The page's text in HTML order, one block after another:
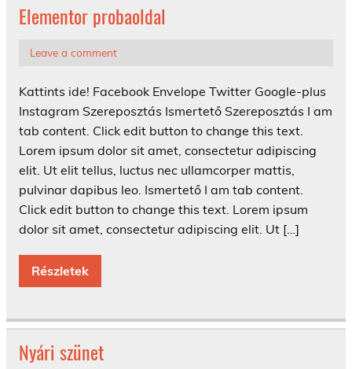
Elementor probaoldal
Leave a comment
Kattints ide! Facebook Envelope Twitter Google-plus
Instagram Szereposztás Ismertető Szereposztás I am
tab content. Click edit button to change this text.
Lorem ipsum dolor sit amet, consectetur adipiscing
elit. Ut elit tellus, luctus nec ullamcorper mattis,
pulvinar dapibus leo. Ismertető I am tab content.
Click edit button to change this text. Lorem ipsum
dolor sit amet, consectetur adipiscing elit. Ut […]
Részletek
Nyári szünet